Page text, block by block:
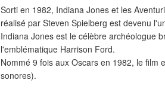
Sorti en 1982, Indiana Jones et les
réalisé par Steven Spielberg est devenu
Indiana Jones est le célèbre archéologue
l'emblématique Harrison Ford.
Nommé 9 fois aux Oscars en 1982, le film
sonores).